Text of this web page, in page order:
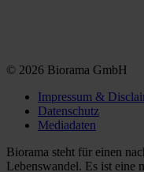
© 2026 Biorama GmbH
Impressum &
Datenschutz
Mediadaten
Biorama steht für einen
Lebenswandel. Es ist eine